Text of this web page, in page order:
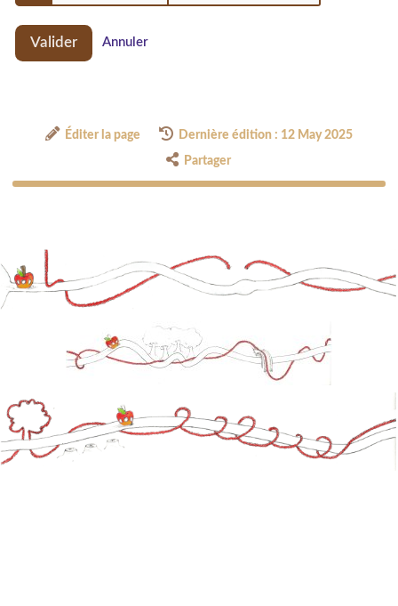
Valider Annuler
Éditer la page Dernière édition : 12 May 2025
Partager